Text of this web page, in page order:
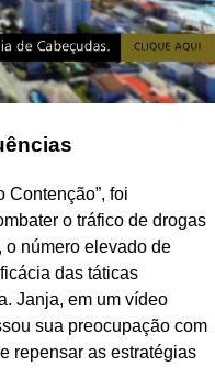
Contenção”, foi
o tráfico de drogas
o número elevado de
das táticas
Janja, em um vídeo
sua preocupação com
repensar as estratégias